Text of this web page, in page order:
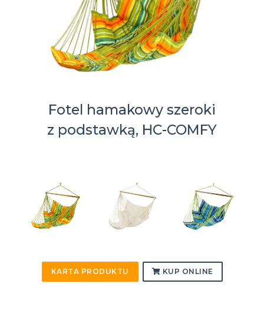
Fotel hamakowy szeroki
z podstawką, HC-COMFY
KARTA PRODUKTU KUP ONLINE